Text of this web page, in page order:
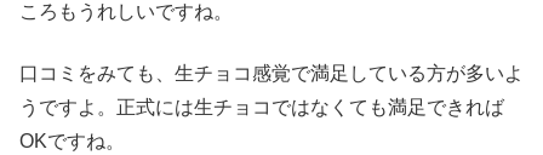
ころもうれしいですね。
口コミをみても、生チョコ感覚で満足している方が多いよ
うですよ。正式には生チョコではなくても満足できれば
OKですね。